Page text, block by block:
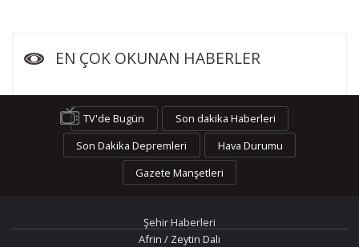
EN ÇOK OKUNAN HABERLER
TV'de Bugün
Son dakika Haberleri
Son Dakika Depremleri
Hava Durumu
Gazete Manşetleri
Şehir Haberleri
Afrin / Zeytin Dalı